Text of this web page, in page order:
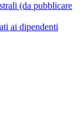
(da pubblicare
ai dipendenti